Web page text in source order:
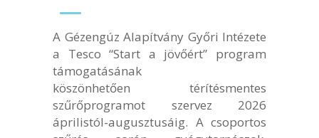
A Gézengúz Alapítvány Győri Intézete
a Tesco “Start a jövőért” program
támogatásának
köszönhetően térítésmentes
szűrőprogramot szervez 2026
áprilistól-augusztusáig. A csoportos